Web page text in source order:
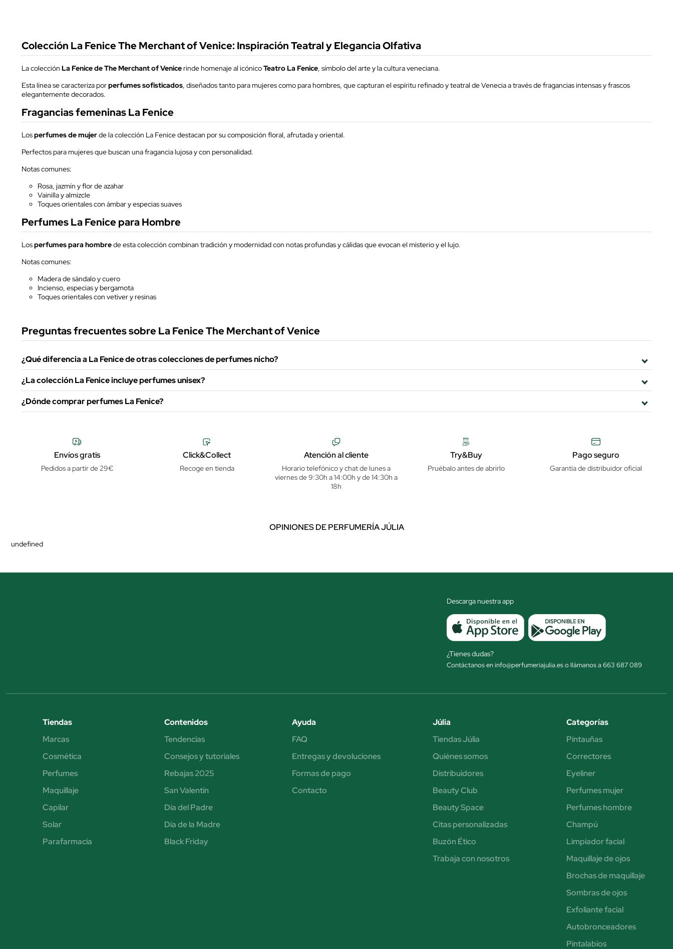
Colección La Fenice The Merchant of Venice: Inspiración Teatral y Elegancia Olfativa
La colección La Fenice de The Merchant of Venicerinde homenaje al icónicoTeatro La Fenice, símbolo del arte y la cultura veneciana.
Esta línea se caracteriza porperfumes sofisticados, diseñados tanto para mujeres como para hombres, que capturan el espíritu refinado y teatral de Venecia a través de fragancias intensas y frascos
elegantemente decorados.
Fragancias femeninas La Fenice
Losperfumes de mujerde la colección La Fenice destacan por su composición floral, afrutada y oriental.
Perfectos para mujeres que buscan una fragancia lujosa y con personalidad.
Notas comunes:
Rosa, jazmín y flor de azahar
Vainilla y almizcle
Toques orientales con ámbar y especias suaves
Perfumes La Fenice para Hombre
Losperfumes para hombrede esta colección combinan tradición y modernidad con notas profundas y cálidas que evocan el misterio y el lujo.
Notas comunes:
Madera de sándalo y cuero
Incienso, especias y bergamota
Toques orientales con vetiver y resinas
Preguntas frecuentes sobre La Fenice The Merchant of Venice
¿Qué diferencia a La Fenice de otras colecciones de perfumes nicho?
¿La colección La Fenice incluye perfumes unisex?
¿Dónde comprar perfumes La Fenice?
Envíos gratis
Pedidos a partir de 29€
Click&Collect
Recoge en tienda
Atención al cliente
Horario telefónico y chat de lunes a
viernes de 9:30h a 14:00h y de 14:30h a
18h
Try&Buy
Pruébalo antes de abrirlo
Pago seguro
Garantía de distribuidor oficial
OPINIONES DE PERFUMERÍA JÚLIA
undefined
Descarga nuestra app
¿Tienes dudas?
Contáctanos en info@perfumeriajulia.es o llámanos a 663 687 089
Tiendas
Marcas
Cosmética
Perfumes
Maquillaje
Capilar
Solar
Parafarmacia
Contenidos
Tendencias
Consejos y tutoriales
Rebajas 2025
San Valentín
Día del Padre
Día de la Madre
Black Friday
Ayuda
FAQ
Entregas y devoluciones
Formas de pago
Contacto
Júlia
Tiendas Júlia
Quiénes somos
Distribuidores
Beauty Club
Beauty Space
Citas personalizadas
Buzón Ético
Trabaja con nosotros
Categorías
Pintauñas
Correctores
Eyeliner
Perfumes mujer
Perfumes hombre
Champú
Limpiador facial
Maquillaje de ojos
Brochas de maquillaje
Sombras de ojos
Exfoliante facial
Autobronceadores
Pintalabios